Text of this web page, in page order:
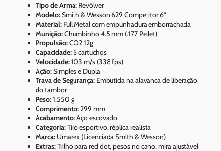
Tipo de Arma: Revólver
Modelo:Smith & Wesson 629 Competitor 6”
Material: Full Metal com empunhadura emborrachada
Munição:Chumbinho 4.5 mm (.177 Pellet)
Propulsão:CO2 12g
Capacidade: 6 cartuchos
Velocidade:103 m/s (338 fps)
Ação:Simples e Dupla
Trava de Segurança: Embutida na alavanca de liberação
do tambor
Peso:1.550 g
Comprimento:299 mm
Acabamento:Aço escovado
Categoria:Tiro esportivo, réplica realista
Marca: Umarex (Licenciada Smith & Wesson)
Extras:Trilho para red dot, pesos no cano, mira ajustável